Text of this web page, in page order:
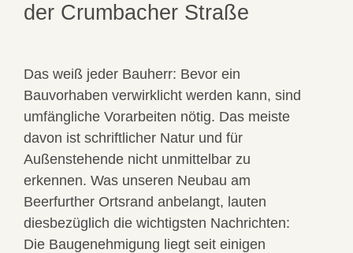
der Crumbacher Straße
Das weiß jeder Bauherr: Bevor ein
Bauvorhaben verwirklicht werden kann, sind
umfängliche Vorarbeiten nötig. Das meiste
davon ist schriftlicher Natur und für
Außenstehende nicht unmittelbar zu
erkennen. Was unseren Neubau am
Beerfurther Ortsrand anbelangt, lauten
diesbezüglich die wichtigsten Nachrichten:
Die Baugenehmigung liegt seit einigen